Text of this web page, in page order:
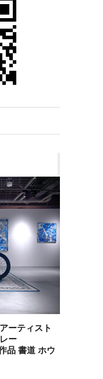
ーティスト
ー
品 書道 ホウ